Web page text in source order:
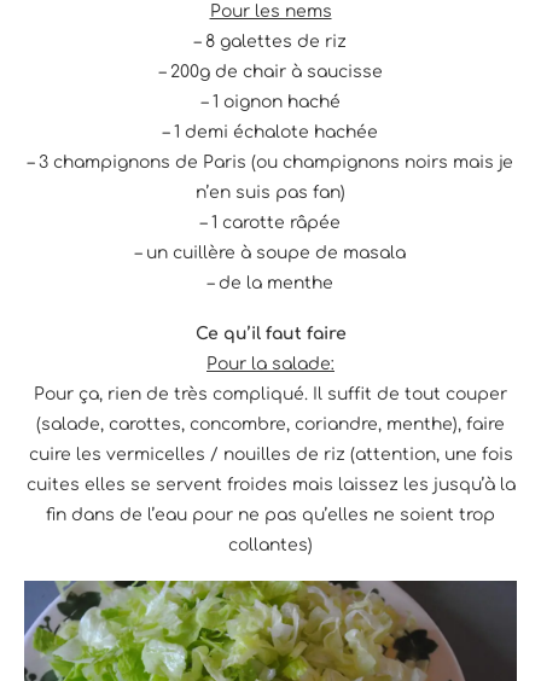
Pour les nems
– 8 galettes de riz
– 200g de chair à saucisse
– 1 oignon haché
– 1 demi échalote hachée
– 3 champignons de Paris (ou champignons noirs mais je
n’en suis pas fan)
– 1 carotte râpée
– un cuillère à soupe de masala
– de la menthe
Ce qu’il faut faire
Pour la salade:
Pour ça, rien de très compliqué. Il suffit de tout couper
(salade, carottes, concombre, coriandre, menthe), faire
cuire les vermicelles / nouilles de riz (attention, une fois
cuites elles se servent froides mais laissez les jusqu’à la
fin dans de l’eau pour ne pas qu’elles ne soient trop
collantes)